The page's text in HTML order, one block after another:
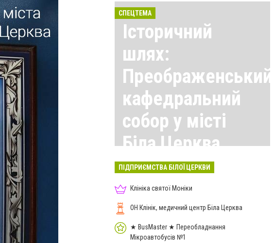
СПЕЦТЕМА
Історичний
шлях:
Преображенський
кафедральний
собор у місті
Біла Церква
Всі матеріали тут
ПІДПРИЄМСТВА БІЛОЇ ЦЕРКВИ
Клініка святої Моніки
ОН Клінік, медичний центр Біла Церква
★ BusMaster ★ Переобладнання
Мікроавтобусів №1